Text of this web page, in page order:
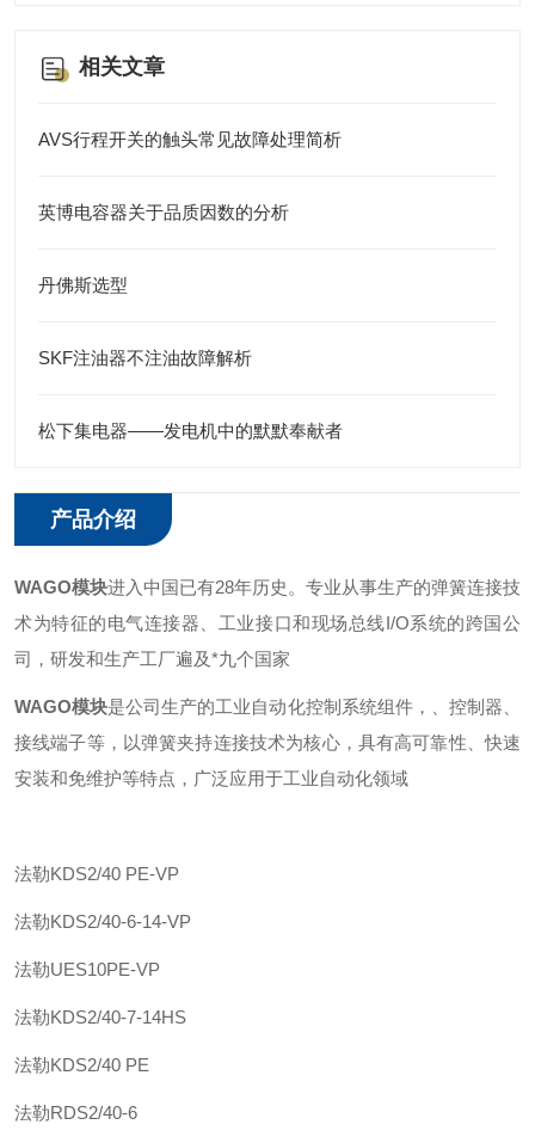
相关文章
AVS行程开关的触头常见故障处理简析
英博电容器关于品质因数的分析
丹佛斯选型
SKF注油器不注油故障解析
松下集电器——发电机中的默默奉献者
产品介绍
WAGO模块进入中国已有28年历史。专业从事生产的弹簧连接技
术为特征的电气连接器、工业接口和现场总线I/O系统的跨国公
司，研发和生产工厂遍及*九个国家
WAGO模块是公司生产的工业自动化控制系统组件，、控制器、
接线端子等，以弹簧夹持连接技术为核心，具有高可靠性、快速
安装和免维护等特点，广泛应用于工业自动化领域
法勒KDS2/40 PE-VP
法勒KDS2/40-6-14-VP
法勒UES10PE-VP
法勒KDS2/40-7-14HS
法勒KDS2/40 PE
法勒RDS2/40-6